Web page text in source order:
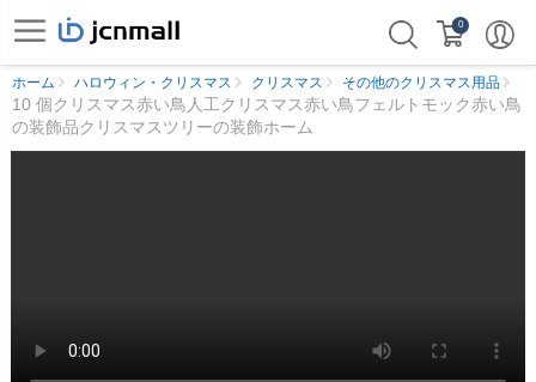
0
ホーム ハロウィン・クリスマス クリスマス その他のクリスマス用品
10 個クリスマス赤い鳥人工クリスマス赤い鳥フェルトモック赤い鳥
の装飾品クリスマスツリーの装飾ホーム